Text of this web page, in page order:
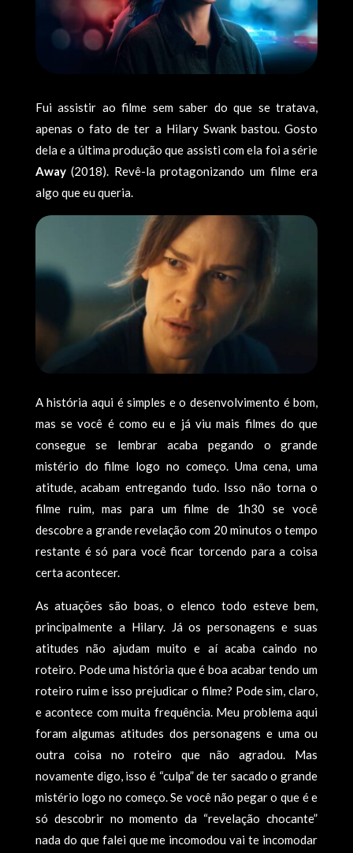
Fui assistir ao filme sem saber do que se tratava,
apenas o fato de ter a Hilary Swank bastou. Gosto
dela e a última produção que assisti com ela foi a série
Away(2018). Revê-la protagonizando um filme era
algo que eu queria.
A história aqui é simples e o desenvolvimento é bom,
mas se você é como eu e já viu mais filmes do que
consegue se lembrar acaba pegando o grande
mistério do filme logo no começo. Uma cena, uma
atitude, acabam entregando tudo. Isso não torna o
filme ruim, mas para um filme de 1h30 se você
descobre a grande revelação com 20 minutos o tempo
restante é só para você ficar torcendo para a coisa
certa acontecer.
As atuações são boas, o elenco todo esteve bem,
principalmente a Hilary. Já os personagens e suas
atitudes não ajudam muito e aí acaba caindo no
roteiro. Pode uma história que é boa acabar tendo um
roteiro ruim e isso prejudicar o filme? Pode sim, claro,
e acontece com muita frequência. Meu problema aqui
foram algumas atitudes dos personagens e uma ou
outra coisa no roteiro que não agradou. Mas
novamente digo, isso é “culpa” de ter sacado o grande
mistério logo no começo. Se você não pegar o que é e
só descobrir no momento da “revelação chocante”
nada do que falei que me incomodou vai te incomodar